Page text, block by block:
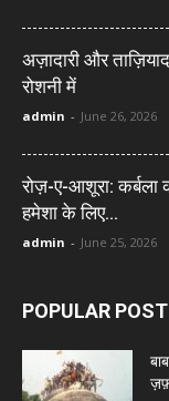
अज़ादारी और
रोशनी में
admin - June 26, 2026
रोज़-ए-आशूरा: कर्बला
हमेशा के लिए...
admin - June 25, 2026
POPULAR